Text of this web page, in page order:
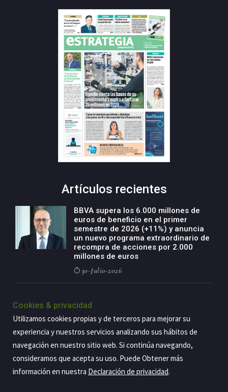
Artículos recientes
BBVA supera los 6.000 millones de
euros de beneficio en el primer
semestre de 2026 (+11%) y anuncia
un nuevo programa extraordinario de
recompra de acciones por 2.000
millones de euros
30-Julio-2026
negocio agro con un modelo global
de especialización presente en siete
países
29-Julio-2026
Cookies & privacidad
Utilizamos cookies propias y de terceros para mejorar su
experiencia y nuestros servicios analizando sus hábitos de
navegación en nuestro sitio web. Si continúa navegando,
consideramos que acepta su uso. Puede Obtener más
información en nuestra Declaración de privacidad.